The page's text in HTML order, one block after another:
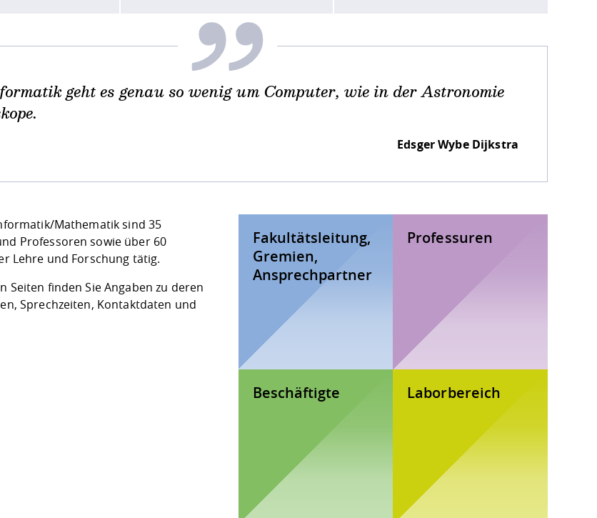
geht es genau so wenig um Computer, wie in der Astronomie
Edsger Wybe Dijkstra
Mathematik sind 35
Professoren sowie über 60
Lehre und Forschung tätig.
Seiten finden Sie Angaben zu deren
Sprechzeiten, Kontaktdaten und
Fakultätsleitung,
Gremien,
Ansprechpartner
Professuren
Beschäftigte Laborbereich